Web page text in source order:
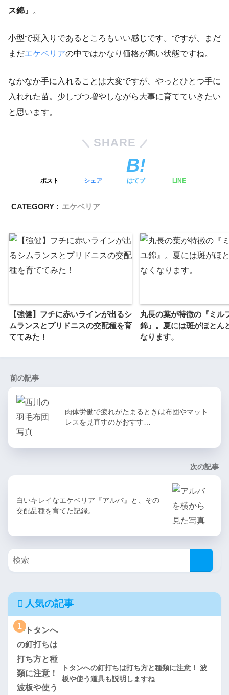
ス錦』
。
小型で斑入りであるところもいい感じです。ですが、まだ
まだエケベリアの中ではかなり価格が高い状態ですね。
なかなか手に入れることは大変ですが、やっとひとつ手に
入れれた苗。少しづつ増やしながら大事に育てていきたい
と思います。
SHARE
ポスト シェア はてブ LINE
CATEGORY : エケベリア
【強健】フチに赤いラインが出るシ
ムランスとプリドニスの交配種を育
ててみた！
丸長の葉が特徴の『ミル
錦』。夏には斑がほとん
なります。
前の記事
肉体労働で疲れがたまるときは布団やマット
レスを見直すのがおすす…
次の記事
白いキレイなエケベリア『アルバ』と、その
交配品種を育てた記録。
人気の記事
1
トタンへの釘打ちは打ち方と種類に注意！ 波
板や使う道具も説明しますね